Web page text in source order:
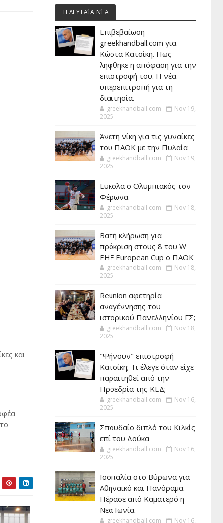
και
ΤΕΛΕΥΤΑΊΑ ΝΈΑ
Επιβεβαίωση
greekhandball.com για
Κώστα Κατσίκη. Πως
ληφθηκε η απόφαση για την
επιστροφή του. Η νέα
υπερεπιτροπή για τη
διαιτησία.
greekhandball.com
Nov 19,
2025
Άνετη νίκη για τις γυναίκες
του ΠΑΟΚ με την Πυλαία
greekhandball.com
Nov 19,
2025
Ευκολα ο Ολυμπιακός τον
Φέρωνα
greekhandball.com
Nov 18,
2025
Βατή κλήρωση για
πρόκριση στους 8 του W
EHF European Cup ο ΠΑΟΚ
greekhandball.com
Nov 18,
2025
Reunion αφετηρία
αναγέννησης του
ιστορικού Πανελληνίου ΓΣ;
greekhandball.com
Nov 18,
2025
"Ψήνουν" επιστροφή
Κατσίκη; Τι έλεγε όταν είχε
παραιτηθεί από την
Προεδρία της ΚΕΔ;
greekhandball.com
Nov 16,
2025
Σπουδαίο διπλό του Κιλκίς
επί του Δούκα
greekhandball.com
Nov 16,
2025
Ισοπαλία στο Βύρωνα για
Αθηναϊκό και Πανόραμα.
Πέρασε από Καματερό η
Νεα Ιωνία.
greekhandball.com Nov 16,